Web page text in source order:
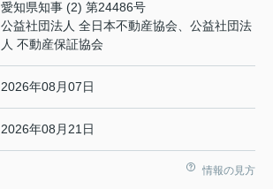
愛知県知事 (2) 第24486号
公益社団法人 全日本不動産協会、公益社団法
人 不動産保証協会
2026年08月07日
2026年08月21日
情報の見方